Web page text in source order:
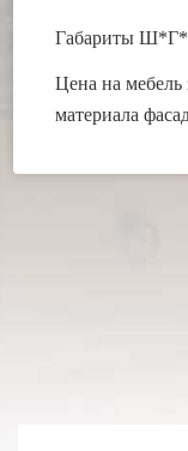
Габариты
Цена на мебель
материала